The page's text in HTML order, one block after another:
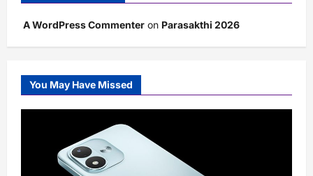
A WordPress Commenter on Parasakthi 2026
You May Have Missed